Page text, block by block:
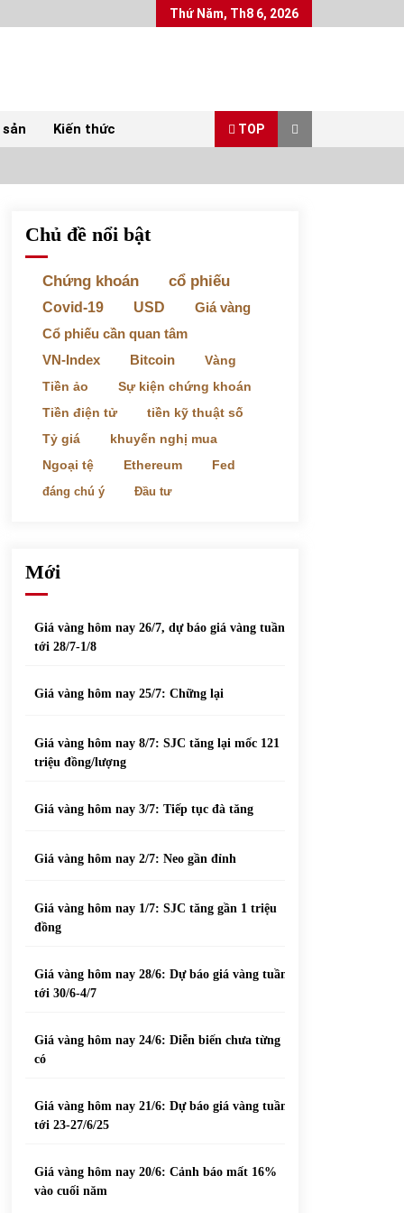
Thứ Năm, Th8 6, 2026
Kiến thức TOP
Top 10 mặt hàng Việt Nam xuất khẩu nhiều
nhất tháng 5/2022
Bất ổn từ các cuộc đấu giá đất ở Thanh Hoá
31/05/2022
Chứng khoán ngày 30/5/2022: Top 10 cổ
phiếu nổi bật
13/10/2021
Chủ đề nổi bật
Chứng khoán cổ phiếu
Covid-19 USD
Giá vàng
Cổ phiếu cần quan tâm
VN-Index Bitcoin
Vàng
Tiền ảo
Sự kiện chứng khoán
Tiền điện tử
tiền kỹ thuật số
Tỷ giá
khuyến nghị mua
Ngoại tệ
Ethereum
Fed
đáng chú ý
Đầu tư
Mới
Giá vàng hôm nay 26/7, dự báo giá vàng tuần
tới 28/7-1/8
Giá vàng hôm nay 25/7: Chững lại
Giá vàng hôm nay 8/7: SJC tăng lại mốc 121
triệu đồng/lượng
Giá vàng hôm nay 3/7: Tiếp tục đà tăng
Giá vàng hôm nay 2/7: Neo gần đỉnh
Giá vàng hôm nay 1/7: SJC tăng gần 1 triệu
đồng
Giá vàng hôm nay 28/6: Dự báo giá vàng tuần
tới 30/6-4/7
Giá vàng hôm nay 24/6: Diễn biến chưa từng
có
Giá vàng hôm nay 21/6: Dự báo giá vàng tuần
tới 23-27/6/25
Giá vàng hôm nay 20/6: Cảnh báo mất 16%
vào cuối năm